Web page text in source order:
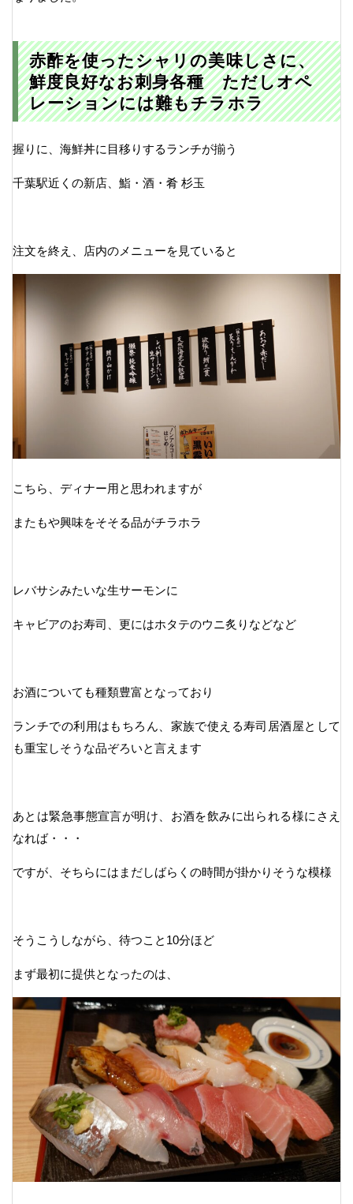
赤酢を使ったシャリの美味しさに、
鮮度良好なお刺身各種 ただしオペ
レーションには難もチラホラ
握りに、海鮮丼に目移りするランチが揃う
千葉駅近くの新店、鮨・酒・肴 杉玉
注文を終え、店内のメニューを見ていると
こちら、ディナー用と思われますが
またもや興味をそそる品がチラホラ
レバサシみたいな生サーモンに
キャビアのお寿司、更にはホタテのウニ炙りなどなど
お酒についても種類豊富となっており
ランチでの利用はもちろん、家族で使える寿司居酒屋として
も重宝しそうな品ぞろいと言えます
あとは緊急事態宣言が明け、お酒を飲みに出られる様にさえ
なれば・・・
ですが、そちらにはまだしばらくの時間が掛かりそうな模様
そうこうしながら、待つこと10分ほど
まず最初に提供となったのは、